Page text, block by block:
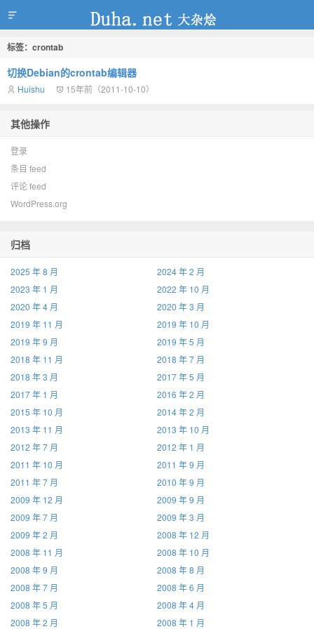
duha.net
标签：crontab
切换Debian的crontab编辑器
Huishu 15年前（2011-10-10）
其他操作
登录
条目 feed
评论 feed
WordPress.org
归档
2025 年 8 月
2024 年 2 月
2023 年 1 月
2022 年 10 月
2020 年 4 月
2020 年 3 月
2019 年 11 月
2019 年 10 月
2019 年 9 月
2019 年 5 月
2018 年 11 月
2018 年 7 月
2018 年 3 月
2017 年 5 月
2017 年 1 月
2016 年 2 月
2015 年 10 月
2014 年 2 月
2013 年 11 月
2013 年 10 月
2012 年 7 月
2012 年 1 月
2011 年 10 月
2011 年 9 月
2011 年 7 月
2010 年 9 月
2009 年 12 月
2009 年 9 月
2009 年 7 月
2009 年 3 月
2009 年 2 月
2008 年 12 月
2008 年 11 月
2008 年 10 月
2008 年 9 月
2008 年 8 月
2008 年 7 月
2008 年 6 月
2008 年 5 月
2008 年 4 月
2008 年 2 月
2008 年 1 月